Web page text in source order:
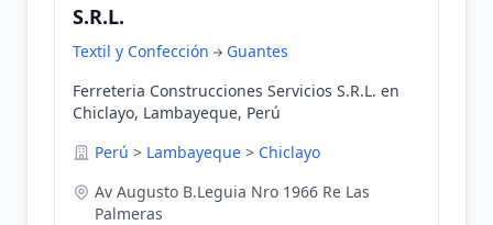
S.R.L.
Textil y Confección
Guantes
Ferreteria Construcciones Servicios S.R.L. en
Chiclayo, Lambayeque, Perú
Perú > Lambayeque > Chiclayo
Av Augusto B.Leguia Nro 1966 Re Las
Palmeras